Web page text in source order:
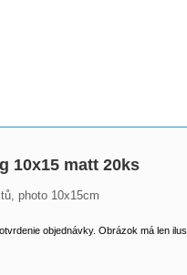
10x15 matt 20ks
photo 10x15cm
objednávky. Obrázok má len